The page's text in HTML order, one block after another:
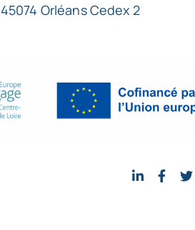
45074 Orléans Cedex 2